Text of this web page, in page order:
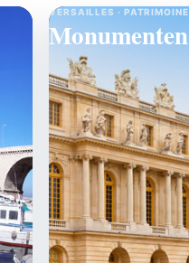
VERSAILLES · PATRIMOINE
Monumenten